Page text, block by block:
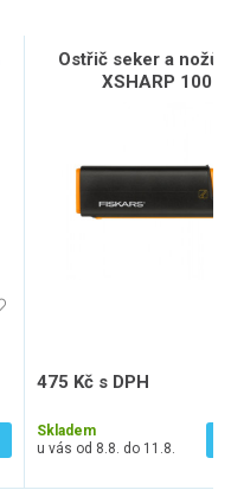
Ostřič seker a nožů
XSHARP
475 Kč s DPH
Skladem
u vás od 8.8. do 11.8.